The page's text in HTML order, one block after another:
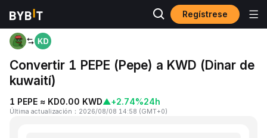
Regístrese
Inicio PEPE to KWD
Convertir 1 PEPE (Pepe) a KWD (Dinar de
kuwaití)
1 PEPE ≈ KD0.00 KWD▲+2.74%24h
Última actualización ： 2026/08/08 14:58 (GMT+0)